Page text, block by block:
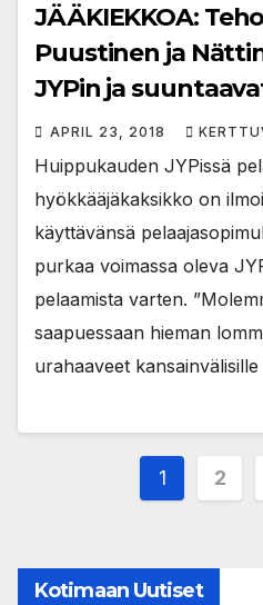
JÄÄKIEKKOA:
Puustinen ja
JYPin ja
APRIL 23, 2018
Huippukauden JYPissä
hyökkääjäkaksikko on
käyttävänsä
purkaa voimassa oleva
pelaamista varten.
saapuessaan hieman
urahaaveet
Posts
1 2
Kotimaan Uutiset